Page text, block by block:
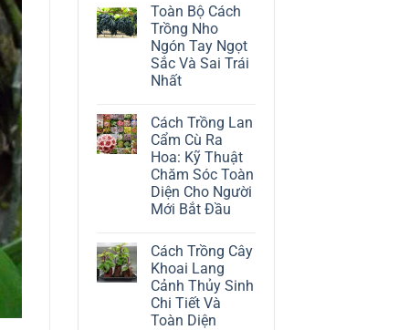
Kỹ
Thuật
Chăm
Sóc
Lá
Bạc
Tinh
bình
luận
Cách
Trồng
Địa
Lan
Hướng
Dẫn
Chi
Tiết
Trồng
Và
Chăm
Sóc
A-
Toàn Bộ Cách
Trồng Nho
Ngón Tay Ngọt
Sắc Và Sai Trái
Nhất
bình
luận
ở
Toàn
Bộ
Cách
Trồng
Nho
Ngón
Sắc
Và
Sai
Trái
Nhất
Cách Trồng Lan
Cẩm Cù Ra
Hoa: Kỹ Thuật
Chăm Sóc Toàn
Diện Cho Người
Mới Bắt Đầu
bình
luận
ở
Cách
Trồng
Lan
Cẩm
Cách Trồng Cây
Khoai Lang
Cảnh Thủy Sinh
Chi Tiết Và
Toàn Diện